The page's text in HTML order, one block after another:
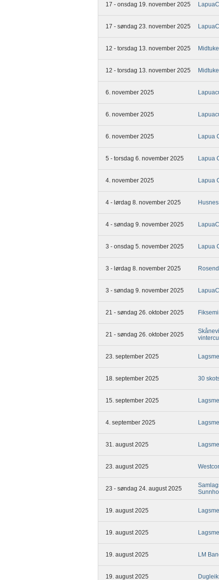
17 - onsdag 19. november 2025
17 - søndag 23. november 2025
12 - torsdag 13. november 2025
12 - torsdag 13. november 2025
6. november 2025
6. november 2025
6. november 2025 Lapua
5 - torsdag 6. november 2025 Lapua
4. november 2025 Lapua
4 - lørdag 8. november 2025
4 - søndag 9. november 2025
3 - onsdag 5. november 2025 Lapua
3 - lørdag 8. november 2025
3 - søndag 9. november 2025
21 - søndag 26. oktober 2025
21 - søndag 26. oktober 2025
23. september 2025
18. september 2025 30
15. september 2025
4. september 2025
31. august 2025
23. august 2025
23 - søndag 24. august 2025
19. august 2025
19. august 2025
19. august 2025 LM
19. august 2025